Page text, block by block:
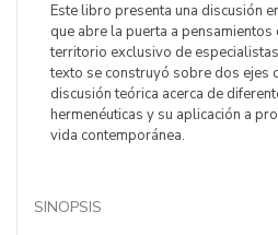
Este libro presenta una discusión
que abre la puerta a pensamientos
territorio exclusivo de
texto se construyó sobre dos ejes
discusión teórica acerca de
hermenéuticas y su aplicación a
vida contemporánea.
SINOPSIS